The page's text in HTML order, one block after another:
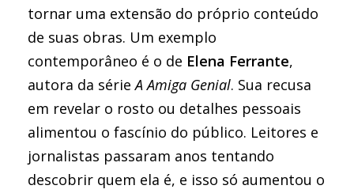
tornar uma extensão do próprio conteúdo
de suas obras. Um exemplo
contemporâneo é o de Elena Ferrante,
autora da sérieA Amiga Genial. Sua recusa
em revelar o rosto ou detalhes pessoais
alimentou o fascínio do público. Leitores e
jornalistas passaram anos tentando
descobrir quem ela é, e isso só aumentou o